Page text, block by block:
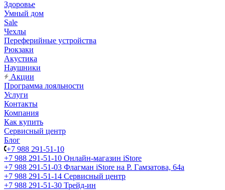
Здоровье
Умный дом
Sale
Чехлы
Переферийные устройства
Рюкзаки
Акустика
Наушники
Акции
Программа лояльности
Услуги
Контакты
Компания
Как купить
Сервисный центр
Блог
+7 988 291-51-10
+7 988 291-51-10 Онлайн-магазин iStore
+7 988 291-51-03 Флагман iStore на Р. Гамзатова, 64а
+7 988 291-51-14 Сервисный центр
+7 988 291-51-30 Трейд-ин